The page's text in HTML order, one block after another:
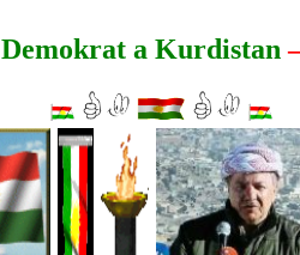
Demokrat a Kurdistan